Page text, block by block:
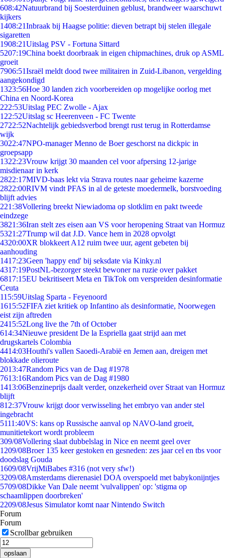
608:42Natuurbrand bij Soesterduinen geblust, brandweer waarschuwt
kijkers
1408:21Inbraak bij Haagse politie: dieven betrapt bij stelen illegale
sigaretten
1908:21Uitslag PSV - Fortuna Sittard
5207:19China boekt doorbraak in eigen chipmachines, druk op ASML
groeit
7906:51Israël meldt dood twee militairen in Zuid-Libanon, vergelding
aangekondigd
1323:56Hoe 30 landen zich voorbereiden op mogelijke oorlog met
China en Noord-Korea
222:53Uitslag PEC Zwolle - Ajax
1 22:52Uitslag sc Heerenveen - FC Twente
2722:52Nachtelijk gebiedsverbod brengt rust terug in Rotterdamse
wijk
3022:47NPO-manager Menno de Boer geschorst na dickpic in
groepsapp
1322:23Vrouw krijgt 30 maanden cel voor afpersing 12-jarige
misdienaar in kerk
2822:17MIVD-baas lekt via Strava routes naar geheime kazerne
2822:00RIVM vindt PFAS in al de geteste moedermelk, borstvoeding
blijft advies
221:38Vollering breekt Niewiadoma op slotklim en pakt tweede
eindzege
3821:36Iran stelt zes eisen aan VS voor heropening Straat van Hormuz
5321:27Trump wil dat J.D. Vance hem in 2028 opvolgt
4320:00XR blokkeert A12 ruim twee uur, agent gebeten bij
aanhouding
1417:23Geen 'happy end' bij seksdate via Kinky.nl
4317:19PostNL-bezorger steekt bewoner na ruzie over pakket
6817:15EU bekritiseert Meta en TikTok om verspreiden desinformatie
Ceuta
115:59Uitslag Sparta - Feyenoord
1615:52FIFA ziet kritiek op Infantino als desinformatie, Noorwegen
eist zijn aftreden
2415:52Long live the 7th of October
614:34Nieuwe president De la Espriella gaat strijd aan met
drugskartels Colombia
4414:03Houthi's vallen Saoedi-Arabië en Jemen aan, dreigen met
blokkade olieroute
2013:47Random Pics van de Dag #1978
7613:16Random Pics van de Dag #1980
1413:06Benzineprijs daalt verder, onzekerheid over Straat van Hormuz
blijft
812:37Vrouw krijgt door verwisseling het embryo van ander stel
ingebracht
5111:40VS: kans op Russische aanval op NAVO-land groeit,
munitietekort wordt probleem
309/08Vollering slaat dubbelslag in Nice en neemt geel over
1209/08Broer 135 keer gestoken en gesneden: zes jaar cel en tbs voor
doodslag Gouda
1609/08VrijMiBabes #316 (not very sfw!)
3209/08Amsterdams dierenasiel DOA overspoeld met babykonijntjes
5709/08Dikke Van Dale neemt 'vulvalippen' op: 'stigma op
schaamlippen doorbreken'
2209/08Jesus Simulator komt naar Nintendo Switch
Forum
Forum
Scrollbar gebruiken
opslaan